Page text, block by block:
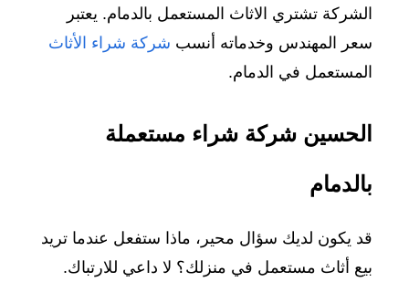
الشركة تشتري الاثاث المستعمل بالدمام. يعتبر
سعر المهندس وخدماته أنسب شركة شراء الأثاث
المستعمل في الدمام.
الحسين شركة شراء مستعملة
بالدمام
قد يكون لديك سؤال محير، ماذا ستفعل عندما تريد
بيع أثاث مستعمل في منزلك؟ لا داعي للارتباك.